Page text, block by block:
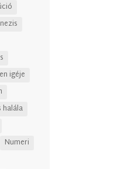
igéje
halála
Numeri